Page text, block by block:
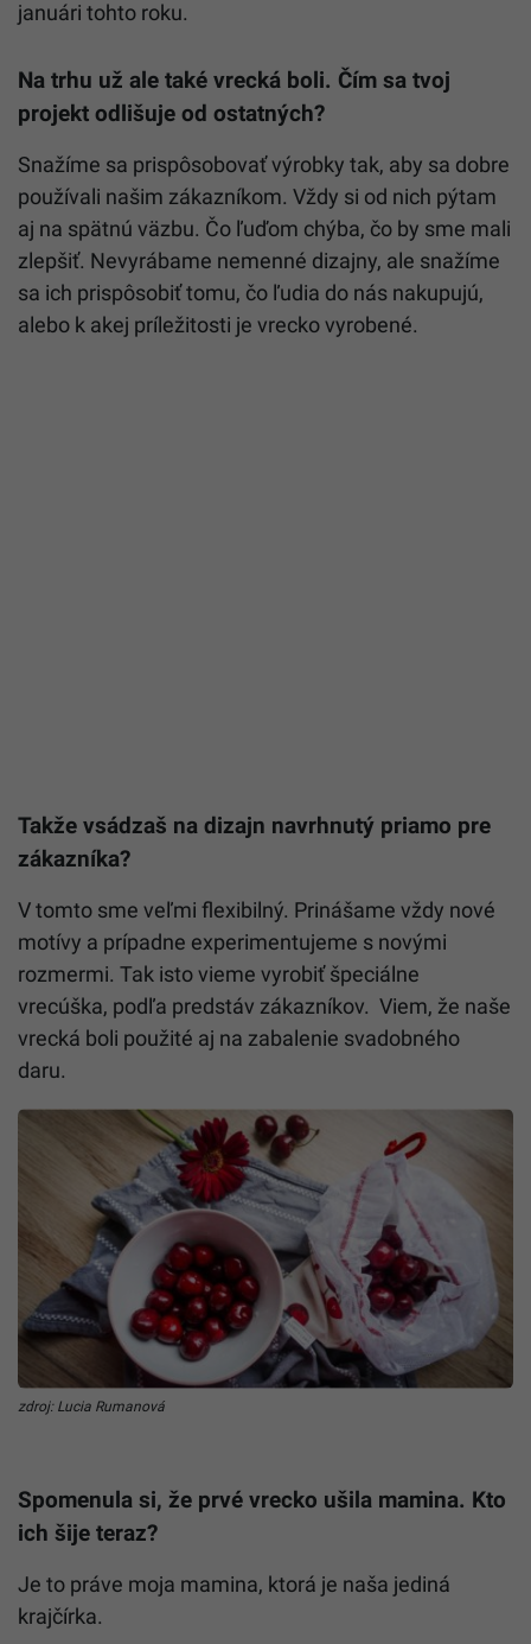
januári tohto roku.
Na trhu už ale také vrecká boli. Čím sa tvoj
projekt odlišuje od ostatných?
Snažíme sa prispôsobovať výrobky tak, aby sa dobre
používali našim zákazníkom. Vždy si od nich pýtam
aj na spätnú väzbu. Čo ľuďom chýba, čo by sme mali
zlepšiť. Nevyrábame nemenné dizajny, ale snažíme
sa ich prispôsobiť tomu, čo ľudia do nás nakupujú,
alebo k akej príležitosti je vrecko vyrobené.
Takže vsádzaš na dizajn navrhnutý priamo pre
zákazníka?
V tomto sme veľmi flexibilný. Prinášame vždy nové
motívy a prípadne experimentujeme s novými
rozmermi. Tak isto vieme vyrobiť špeciálne
vrecúška, podľa predstáv zákazníkov. Viem, že naše
vrecká boli použité aj na zabalenie svadobného
daru.
zdroj: Lucia Rumanová
Spomenula si, že prvé vrecko ušila mamina. Kto
ich šije teraz?
Je to práve moja mamina, ktorá je naša jediná
krajčírka.